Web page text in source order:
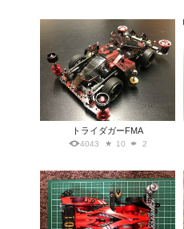
トライダガーFMA
4043 10 2